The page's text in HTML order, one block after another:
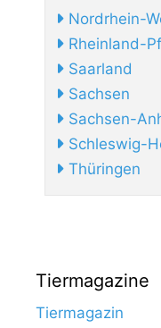
Nordrhein-
Rheinland-
Saarland
Sachsen
Sachsen-
Schleswig-
Thüringen
Tiermagazine
Tiermagazin